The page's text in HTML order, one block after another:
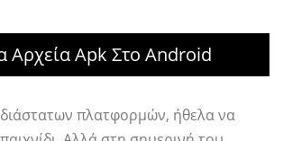
Αρχεία Apk Στο Android
πλατφορμών, ήθελα να